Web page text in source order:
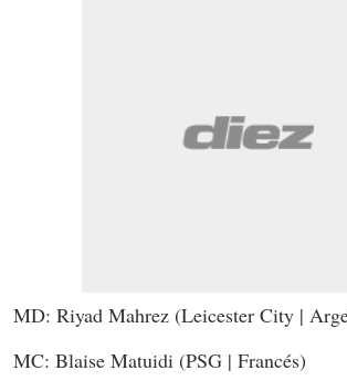
MD: Riyad Mahrez (Leicester City |
MC: Blaise Matuidi (PSG | Francés)